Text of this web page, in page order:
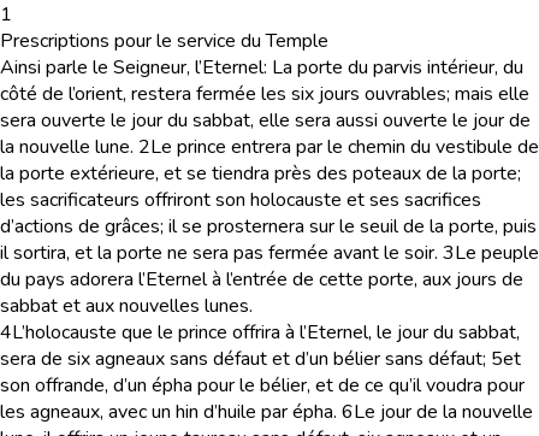
1
Prescriptions pour le service du Temple
Ainsi parle le Seigneur, l’Eternel: La porte du parvis intérieur, du
côté de l’orient, restera fermée les six jours ouvrables; mais elle
sera ouverte le jour du sabbat, elle sera aussi ouverte le jour de
la nouvelle lune. 2Le prince entrera par le chemin du vestibule de
la porte extérieure, et se tiendra près des poteaux de la porte;
les sacrificateurs offriront son holocauste et ses sacrifices
d’actions de grâces; il se prosternera sur le seuil de la porte, puis
il sortira, et la porte ne sera pas fermée avant le soir. 3Le peuple
du pays adorera l’Eternel à l’entrée de cette porte, aux jours de
sabbat et aux nouvelles lunes.
4L’holocauste que le prince offrira à l’Eternel, le jour du sabbat,
sera de six agneaux sans défaut et d’un bélier sans défaut; 5et
son offrande, d’un épha pour le bélier, et de ce qu’il voudra pour
les agneaux, avec un hin d’huile par épha. 6Le jour de la nouvelle